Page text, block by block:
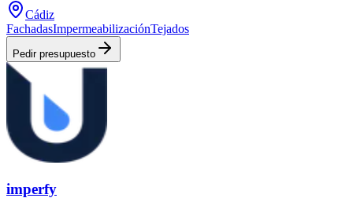
Cádiz
FachadasImpermeabilizaciónTejados
Pedir presupuesto
imperfy